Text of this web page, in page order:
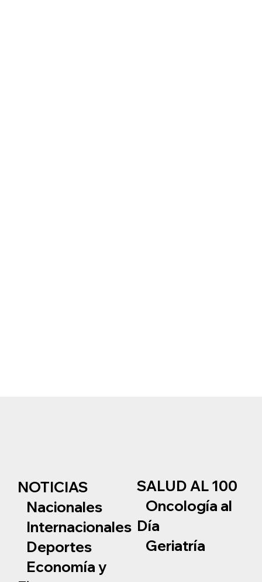
NOTICIAS
Nacionales
Internacionales
Deportes
Economía y
SALUD AL 100
Oncología al
Día
Geriatría